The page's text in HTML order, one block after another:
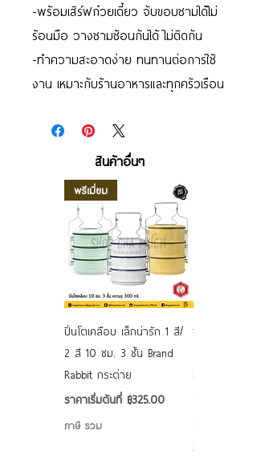
-พร้อมเสิร์ฟก๋วยเตี๋ยว จับขอบชามได้ไม่
ร้อนมือ วางชามซ้อนกันได้ ไม่ติดกัน
-ทำความสะอาดง่าย ทนทานต่อการใช้
งาน เหมาะกับร้านอาหารและทุกครัวเรือน
สินค้าอื่นๆ
พรีเมี่ยม
ปิ่นโตเคลือบ เล็กน่ารัก 1 สี/
2 สี 10 ซม. 3 ชั้น Brand
Rabbit กระต่าย
ราคาเริ่มต้นที่ ฿325.00
ราคาขายลด
ภาษี รวม
ชามเคลือบ
ภาษี รวม